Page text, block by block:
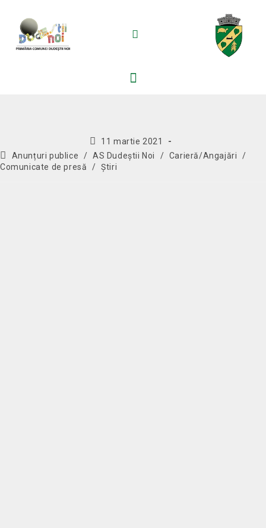
11 martie 2021
Anunțuri publice
/ AS Dudeștii Noi / Carieră/Angajări
/
Comunicate de presă
/ Știri